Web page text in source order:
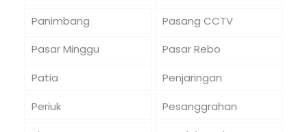
Panimbang
Pasang CCTV
Pasar Minggu
Pasar Rebo
Patia
Penjaringan
Periuk
Pesanggrahan